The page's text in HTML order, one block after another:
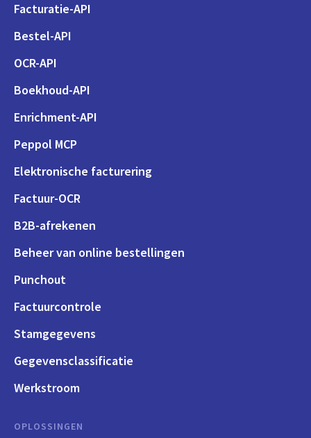
Facturatie-API
Bestel-API
OCR-API
Boekhoud-API
Enrichment-API
Peppol MCP
Elektronische facturering
Factuur-OCR
B2B-afrekenen
Beheer van online bestellingen
Punchout
Factuurcontrole
Stamgegevens
Gegevensclassificatie
Werkstroom
OPLOSSINGEN